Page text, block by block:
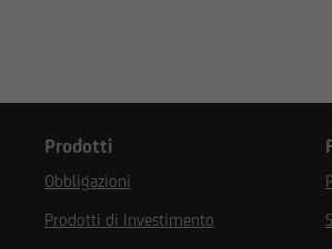
Prodotti
Obbligazioni
Prodotti di Investimento